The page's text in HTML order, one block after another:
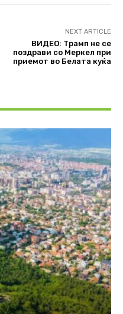
NEXT ARTICLE
ВИДЕО: Трамп не се
поздрави со Меркел при
приемот во Белата куќа